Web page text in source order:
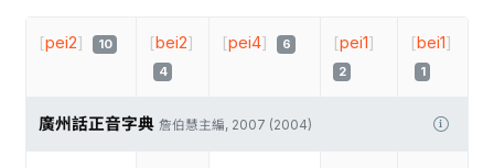
[pei2] 10 [bei2]
4
[pei4] 6 [pei1]
2
[bei1]
1
廣州話正音字典 詹伯慧主編, 2007 (2004)